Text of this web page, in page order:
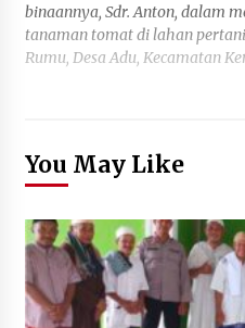
binaannya, Sdr. Anton, dalam
tanaman tomat di lahan
Rumu, Desa Adu, Kecamatan
You May Like